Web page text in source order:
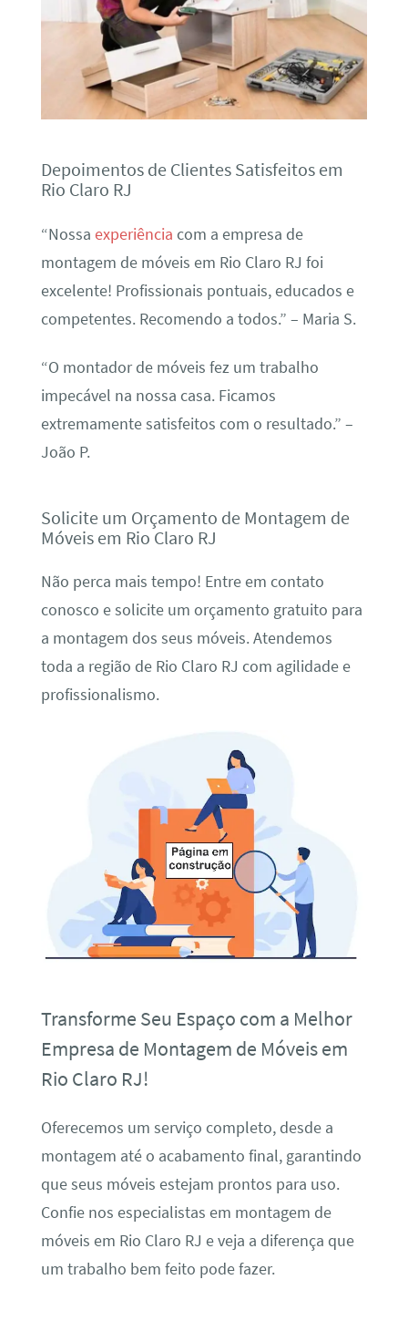
Depoimentos de Clientes Satisfeitos em
Rio Claro RJ
“Nossa experiência com a empresa de
montagem de móveis em Rio Claro RJ foi
excelente! Profissionais pontuais, educados e
competentes. Recomendo a todos.” – Maria S.
“O montador de móveis fez um trabalho
impecável na nossa casa. Ficamos
extremamente satisfeitos com o resultado.” –
João P.
Solicite um Orçamento de Montagem de
Móveis em Rio Claro RJ
Não perca mais tempo! Entre em contato
conosco e solicite um orçamento gratuito para
a montagem dos seus móveis. Atendemos
toda a região de Rio Claro RJ com agilidade e
profissionalismo.
Transforme Seu Espaço com a Melhor
Empresa de Montagem de Móveis em
Rio Claro RJ!
Oferecemos um serviço completo, desde a
montagem até o acabamento final, garantindo
que seus móveis estejam prontos para uso.
Confie nos especialistas em montagem de
móveis em Rio Claro RJ e veja a diferença que
um trabalho bem feito pode fazer.